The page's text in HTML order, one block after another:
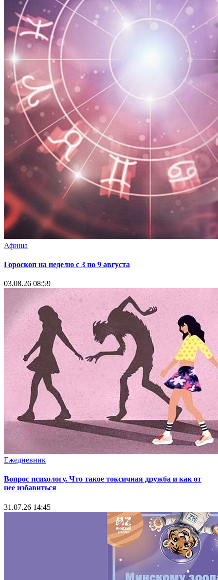
Афиша
Гороскоп на неделю с 3 по 9 августа
03.08.26 08:59
Ежедневник
Вопрос психологу. Что такое токсичная дружба и как от
нее избавиться
31.07.26 14:45